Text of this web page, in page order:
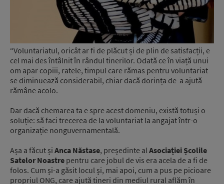
“Voluntariatul, oricât ar fi de plăcut și de plin de satisfacții, e
cel mai des întâlnit în rândul tinerilor. Odată ce în viață unui
om apar copiii, ratele, timpul care rămas pentru voluntariat
se diminuează considerabil, chiar dacă dorința de a ajută
rămâne acolo.
Dar dacă chemarea ta e spre acest domeniu, există totuși o
soluție: să faci trecerea de la voluntariat la angajat într-o
organizație nonguvernamentală.
Așa a făcut și Anca Năstase, președinte alAsociației Școlile
Satelor Noastre pentru care jobul de vis era acela de a fi de
folos. Cum și-a găsit locul și, mai apoi, cum a pus pe picioare
propriul ONG, care ajută tineri din mediul rural aflăm în